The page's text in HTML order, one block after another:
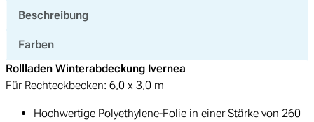
Beschreibung
Farben
Rollladen Winterabdeckung Ivernea
Für Rechteckbecken: 6,0 x 3,0 m
Hochwertige Polyethylene-Folie in einer Stärke von 260